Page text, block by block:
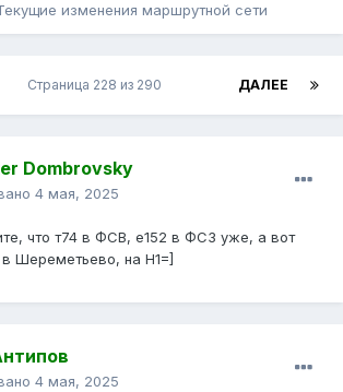
изменения маршрутной сети
ДАЛЕЕ
Страница 228 из 290
Dombrovsky
4 мая, 2025
что т74 в ФСВ, е152 в ФСЗ уже, а вот
Шереметьево, на Н1=]
4 мая, 2025